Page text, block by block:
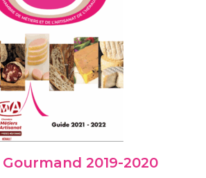
2019-2020